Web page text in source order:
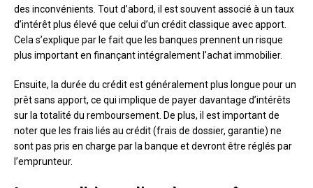
des inconvénients. Tout d’abord, il est souvent associé à un taux
d’intérêt plus élevé que celui d’un crédit classique avec apport.
Cela s’explique par le fait que les banques prennent un risque
plus important en finançant intégralement l’achat immobilier.
Ensuite, la durée du crédit est généralement plus longue pour un
prêt sans apport, ce qui implique de payer davantage d’intérêts
sur la totalité du remboursement. De plus, il est important de
noter que les frais liés au crédit (frais de dossier, garantie) ne
sont pas pris en charge par la banque et devront être réglés par
l’emprunteur.